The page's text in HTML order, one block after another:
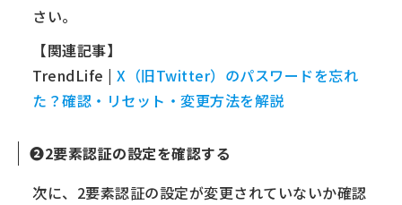
さい。
【関連記事】
TrendLife | X（旧Twitter）のパスワードを忘れ
た？確認・リセット・変更方法を解説
❷2要素認証の設定を確認する
次に、2要素認証の設定が変更されていないか確認